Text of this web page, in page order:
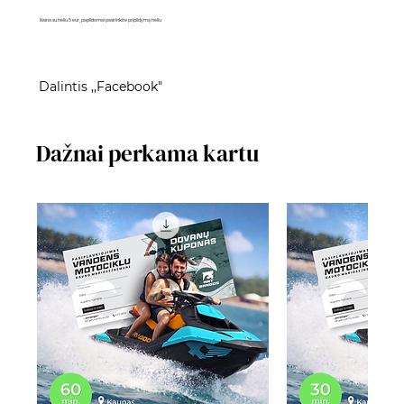
Kaina su heliu 5 eur, papildomai pasirinkite pripildymą heliu
Dalintis ,,Facebook"
Dažnai perkama kartu